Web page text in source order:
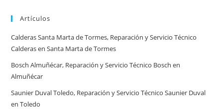
en
Artículos
Calderas Santa Marta de Tormes, Reparación y Servicio Técnico
Calderas en Santa Marta de Tormes
Bosch Almuñécar, Reparación y Servicio Técnico Bosch en
Almuñécar
Saunier Duval Toledo, Reparación y Servicio Técnico Saunier Duval
en Toledo